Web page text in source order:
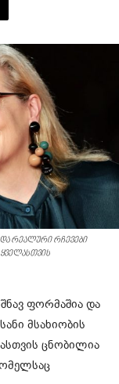
რეალური რჩევები
ფორმაშია და
მსახიობის
ცნობილია